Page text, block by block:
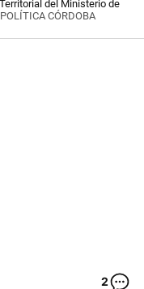
del Ministerio de
CÓRDOBA
2